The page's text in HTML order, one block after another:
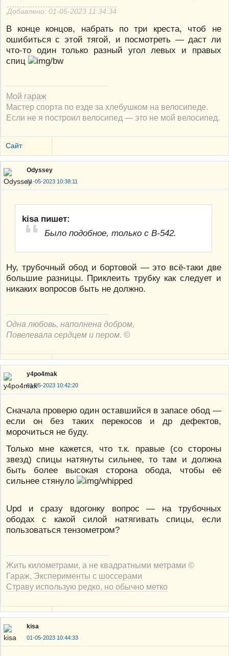
Добавлено: 01-05-2023 11:34:34
В конце концов, набрать по три креста, чтоб не
ошибиться с этой тягой, и посмотреть — даст ли
что-то один только разный угол левых и правых
спиц
Мой гараж
Мастер спорта по езде за хлебушком на велосипеде.
Если не я построил велосипед — это не мой велосипед.
Сайт
Odyssey
01-05-2023 10:38:11
kisa пишет:
Было подобное, только с В-542.
Ну, трубочный обод и бортовой — это всё-таки две
большие разницы. Приклеить трубку как следует и
никаких вопросов быть не должно.
Одна любовь, наполнена добром,
Повелевала сердцем и пером. ©
y4po4mak
01-05-2023 10:42:20
Сначала проверю один оставшийся в запасе обод —
если он без таких перекосов и др дефектов,
морочиться не буду.
Только мне кажется, что т.к. правые (со стороны
звезд) спицы натянуты сильнее, то там и должна
быть более высокая сторона обода, чтобы её
сильнее стянуло
Upd и сразу вдогонку вопрос — на трубочных
ободах с какой силой натягивать спицы, если
пользоваться тензометром?
Жить километрами, а не квадратными метрами ©
Гараж, Эксперименты с шоссерами
Страву использую редко, но обычно метко
kisa
01-05-2023 10:44:33